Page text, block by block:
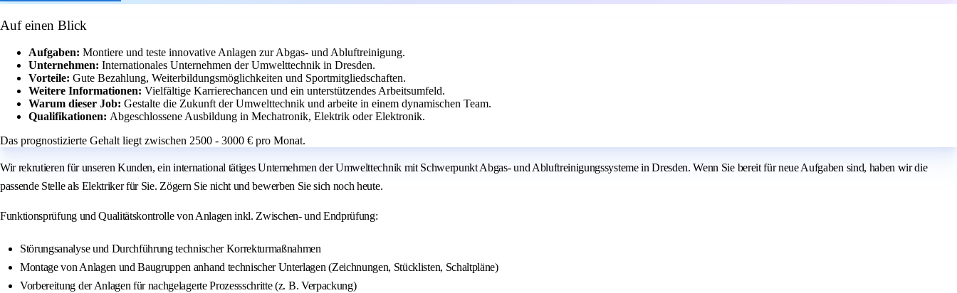
Auf einen Blick
Aufgaben: Montiere und teste innovative Anlagen zur Abgas- und Abluftreinigung.
Unternehmen: Internationales Unternehmen der Umwelttechnik in Dresden.
Vorteile: Gute Bezahlung, Weiterbildungsmöglichkeiten und Sportmitgliedschaften.
Weitere Informationen: Vielfältige Karrierechancen und ein unterstützendes Arbeitsumfeld.
Warum dieser Job: Gestalte die Zukunft der Umwelttechnik und arbeite in einem dynamischen Team.
Qualifikationen: Abgeschlossene Ausbildung in Mechatronik, Elektrik oder Elektronik.
Das prognostizierte Gehalt liegt zwischen 2500 - 3000 € pro Monat.
Wir rekrutieren für unseren Kunden, ein international tätiges Unternehmen der Umwelttechnik mit Schwerpunkt Abgas- und Abluftreinigungssysteme in Dresden. Wenn Sie bereit für neue Aufgaben sind, haben wir die
passende Stelle als Elektriker für Sie. Zögern Sie nicht und bewerben Sie sich noch heute.
Funktionsprüfung und Qualitätskontrolle von Anlagen inkl. Zwischen- und Endprüfung:
Störungsanalyse und Durchführung technischer Korrekturmaßnahmen
Montage von Anlagen und Baugruppen anhand technischer Unterlagen (Zeichnungen, Stücklisten, Schaltpläne)
Vorbereitung der Anlagen für nachgelagerte Prozessschritte (z. B. Verpackung)